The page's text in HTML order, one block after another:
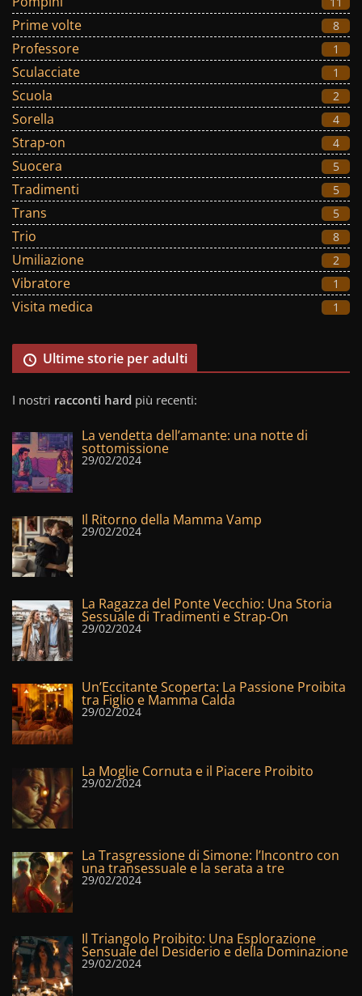
Prime volte 8
Professore 1
Sculacciate 1
Scuola 2
Sorella 4
Strap-on 4
Suocera 5
Tradimenti 5
Trans 5
Trio 8
Umiliazione 2
Vibratore 1
Visita medica 1
Ultime storie per adulti
I nostri racconti hard più recenti:
La vendetta dell’amante: una notte di
sottomissione
29/02/2024
Il Ritorno della Mamma Vamp
29/02/2024
La Ragazza del Ponte Vecchio: Una Storia
Sessuale di Tradimenti e Strap-On
29/02/2024
Un’Eccitante Scoperta: La Passione Proibita
tra Figlio e Mamma Calda
29/02/2024
La Moglie Cornuta e il Piacere Proibito
29/02/2024
La Trasgressione di Simone: l’Incontro con
una transessuale e la serata a tre
29/02/2024
Il Triangolo Proibito: Una Esplorazione
Sensuale del Desiderio e della Dominazione
29/02/2024